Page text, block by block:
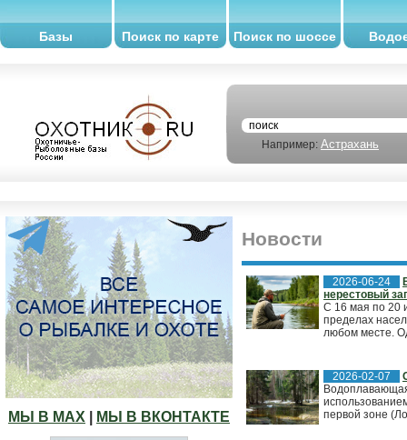
Базы Поиск по карте Поиск по шоссе
Например: Астрахань
МЫ В МАХ МЫ В ВКОНТАКТЕ
Новости
2026-06-24
нерестовый
С 16 мая по 20
пределах
любом месте.
2026-02-07
первой зоне